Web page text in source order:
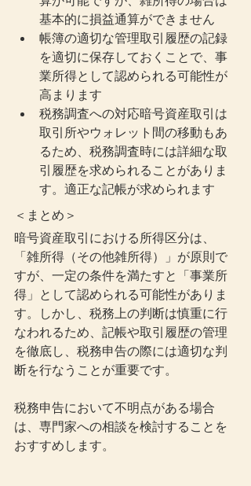
基本的に損益通算ができません
帳簿の適切な管理取引履歴の記録
を適切に保存しておくことで、事
業所得として認められる可能性が
高まります
税務調査への対応暗号資産取引は
取引所やウォレット間の移動もあ
るため、税務調査時には詳細な取
引履歴を求められることがありま
す。適正な記帳が求められます
＜まとめ＞
暗号資産取引における所得区分は、
「雑所得（その他雑所得）」が原則で
すが、一定の条件を満たすと「事業所
得」として認められる可能性がありま
す。しかし、税務上の判断は慎重に行
なわれるため、記帳や取引履歴の管理
を徹底し、税務申告の際には適切な判
断を行なうことが重要です。
税務申告において不明点がある場合
は、専門家への相談を検討することを
おすすめします。